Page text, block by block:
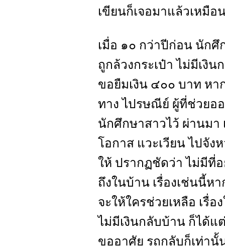
เขียนก็เจอมาแล้วเหมือ
เมื่อ ๑๐ กว่าปีก่อน นัก
ถูกล้วงกระเป๋า ไม่มีเงิ
ขอยืมเงิน ๔๐๐ บาท หา
ทาง ไปรษณีย์ ผู้ที่ช่วยอ
นักศึกษาสาวไว้ ผ่านมา
โอกาส แวะเวียน ไปจั
ให้ ปรากฏชัดว่า ไม่มีที่
ถึงในบ้าน เรื่องเช่นนี้ห
จะให้ใครช่วยเหลือ เรื่
ไม่มีเงินกลับบ้าน ก็ได้แ
ขออาศัย รถกลับก็เท่านั้